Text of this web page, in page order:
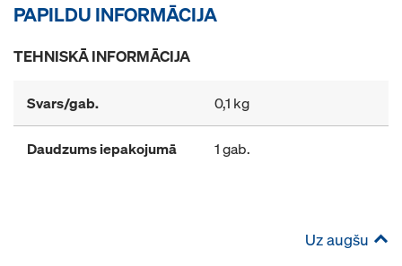
PAPILDU INFORMĀCIJA
TEHNISKĀ INFORMĀCIJA
Svars/gab. 0,1 kg
Daudzums iepakojumā 1 gab.
Uz augšu